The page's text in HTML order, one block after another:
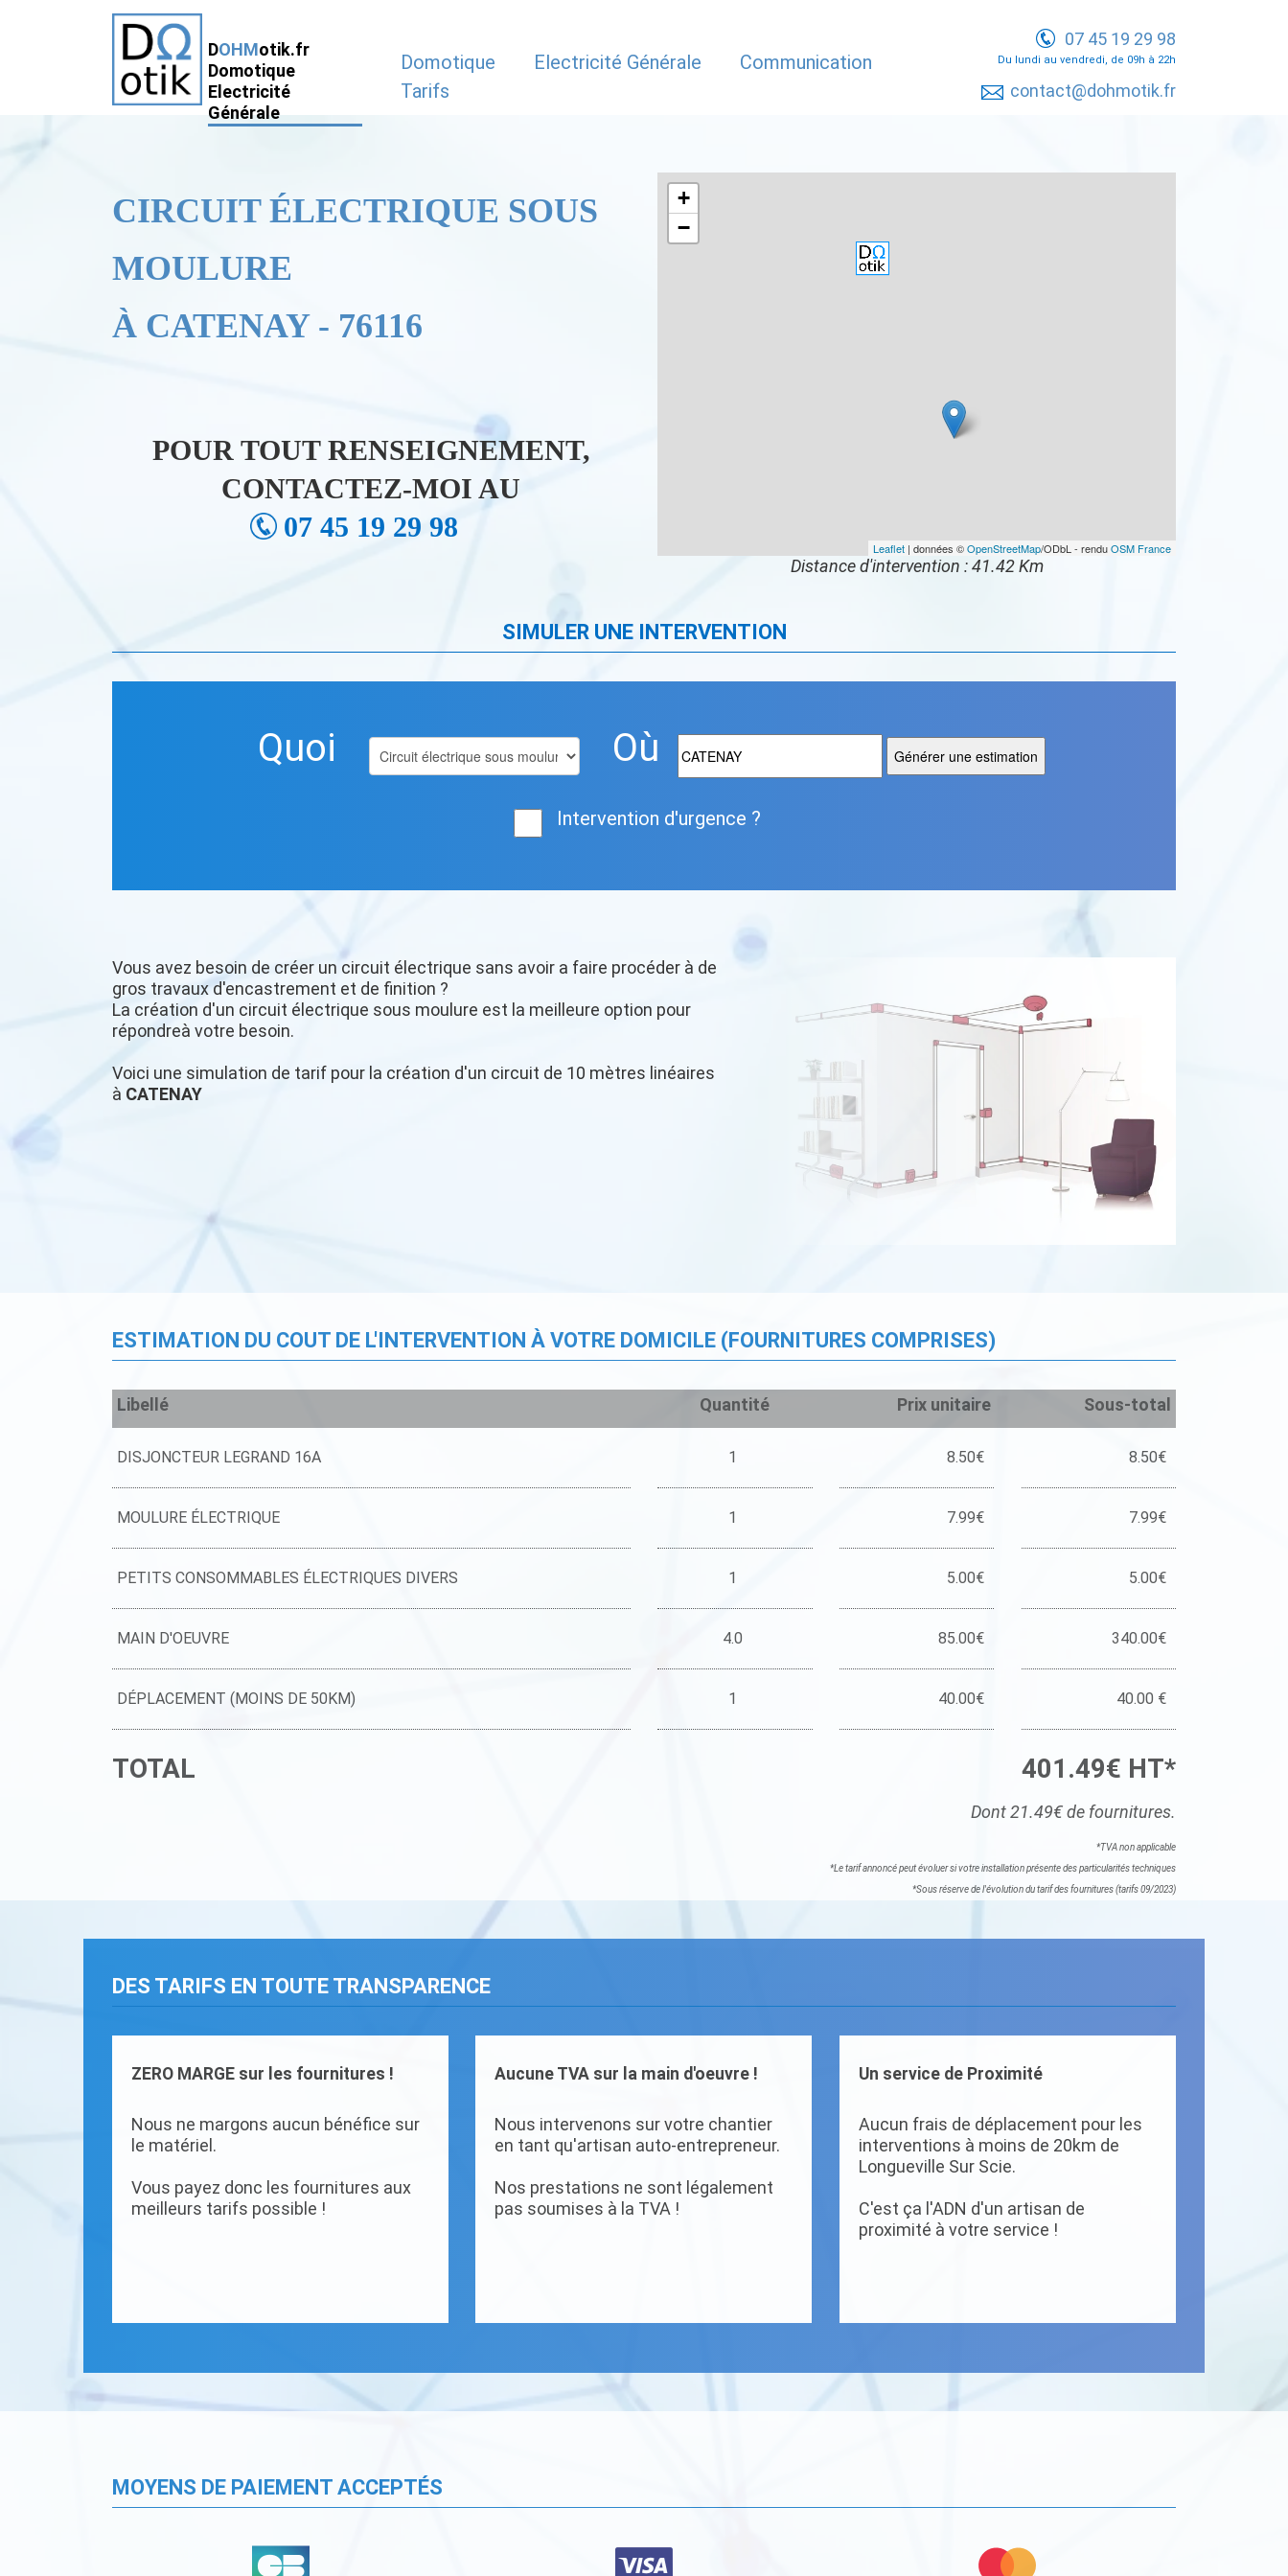
DOHMotik.fr
Domotique
Electricité
Générale
Domotique Electricité Générale
Communication
Tarifs
07 45 19 29 98
Du lundi au vendredi, de 09h à 22h
contact@dohmotik.fr
CIRCUIT ÉLECTRIQUE SOUS
MOULURE
À CATENAY - 76116
POUR TOUT RENSEIGNEMENT,
CONTACTEZ-MOI AU
07 45 19 29 98
+
−
Leaflet| données ©OpenStreetMap/ODbL - renduOSM France
Distance d'intervention : 41.42 Km
SIMULER UNE INTERVENTION
Quoi Où
Intervention d'urgence ?
Vous avez besoin de créer un circuit électrique sans avoir a faire procéder à de
gros travaux d'encastrement et de finition ?
La création d'un circuit électrique sous moulure est la meilleure option pour
répondreà votre besoin.
Voici une simulation de tarif pour la création d'un circuit de 10 mètres linéaires
à CATENAY
ESTIMATION DU COUT DE L'INTERVENTION À VOTRE DOMICILE (FOURNITURES COMPRISES)
Libellé Quantité Prix unitaire Sous-total
DISJONCTEUR LEGRAND 16A 1 8.50€ 8.50€
MOULURE ÉLECTRIQUE 1 7.99€ 7.99€
PETITS CONSOMMABLES ÉLECTRIQUES DIVERS 1 5.00€ 5.00€
MAIN D'OEUVRE 4.0 85.00€ 340.00€
DÉPLACEMENT (MOINS DE 50KM) 1 40.00€ 40.00 €
TOTAL 401.49€ HT*
Dont 21.49€ de fournitures.
*TVA non applicable
*Le tarif annoncé peut évoluer si votre installation présente des particularités techniques
*Sous réserve de l'évolution du tarif des fournitures (tarifs 09/2023)
DES TARIFS EN TOUTE TRANSPARENCE
ZERO MARGE sur les fournitures !
Nous ne margons aucun bénéfice sur
le matériel.
Vous payez donc les fournitures aux
meilleurs tarifs possible !
Aucune TVA sur la main d'oeuvre !
Nous intervenons sur votre chantier
en tant qu'artisan auto-entrepreneur.
Nos prestations ne sont légalement
pas soumises à la TVA !
Un service de Proximité
Aucun frais de déplacement pour les
interventions à moins de 20km de
Longueville Sur Scie.
C'est ça l'ADN d'un artisan de
proximité à votre service !
MOYENS DE PAIEMENT ACCEPTÉS